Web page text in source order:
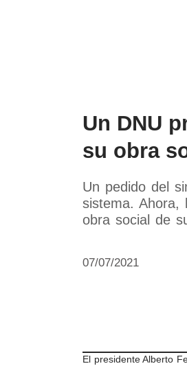
Un DNU
su obra
Un pedido del
sistema. Ahora,
obra social de
07/07/2021
El presidente Alberto